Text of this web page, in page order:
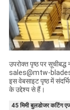
उपरोक्त पृष्ठ पर
sales@mtw-
इस वेबसाइट पृष्ठ में
के उद्देश्य से हैं।
45 मिमी बुलडोजर कटिंग